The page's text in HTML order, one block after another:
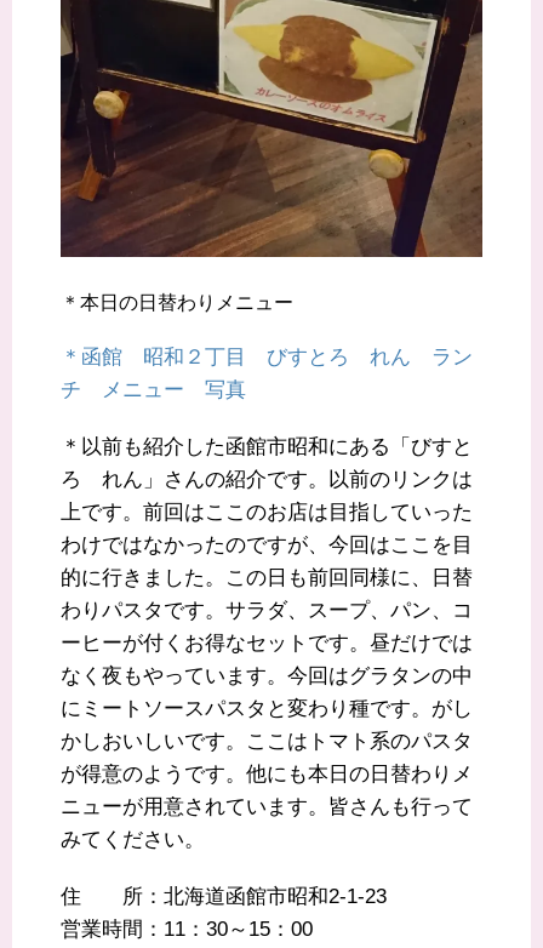
＊本日の日替わりメニュー
＊函館 昭和２丁目 びすとろ れん ラン
チ メニュー 写真
＊以前も紹介した函館市昭和にある「びすと
ろ れん」さんの紹介です。以前のリンクは
上です。前回はここのお店は目指していった
わけではなかったのですが、今回はここを目
的に行きました。この日も前回同様に、日替
わりパスタです。サラダ、スープ、パン、コ
ーヒーが付くお得なセットです。昼だけでは
なく夜もやっています。今回はグラタンの中
にミートソースパスタと変わり種です。がし
かしおいしいです。ここはトマト系のパスタ
が得意のようです。他にも本日の日替わりメ
ニューが用意されています。皆さんも行って
みてください。
住 所：北海道函館市昭和2-1-23
営業時間：11：30～15：00